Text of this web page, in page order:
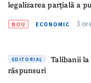
legalizarea parțială a
NOU ECONOMIC 3
EDITORIAL
Talibanii
răspunsuri
ȘTIREA MEA